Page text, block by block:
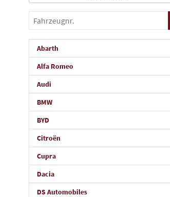
Fahrzeugnr.
Abarth
Alfa Romeo
Audi
BMW
BYD
Citroën
Cupra
Dacia
DS Automobiles